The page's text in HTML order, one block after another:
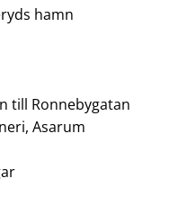
hamn
till Ronnebygatan
Asarum